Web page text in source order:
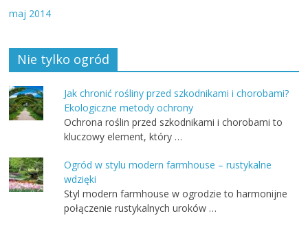
maj 2014
Nie tylko ogród
Jak chronić rośliny przed szkodnikami i chorobami?
Ekologiczne metody ochrony
Ochrona roślin przed szkodnikami i chorobami to
kluczowy element, który …
Ogród w stylu modern farmhouse – rustykalne
wdzięki
Styl modern farmhouse w ogrodzie to harmonijne
połączenie rustykalnych uroków …